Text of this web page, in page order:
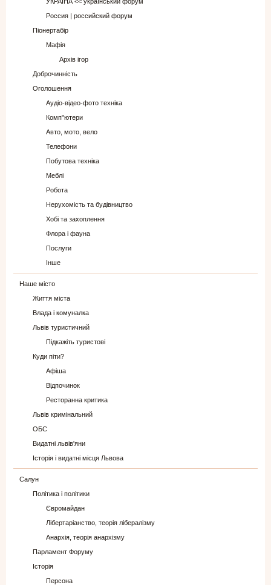
Россия | российский форум
Піонертабір
Мафія
Архів ігор
Доброчинність
Оголошення
Аудіо-відео-фото техніка
Комп"ютери
Авто, мото, вело
Телефони
Побутова техніка
Меблі
Робота
Нерухомість та будівництво
Хобі та захоплення
Флора і фауна
Послуги
Інше
Наше місто
Життя міста
Влада і комуналка
Львів туристичний
Підкажіть туристові
Куди піти?
Афіша
Відпочинок
Ресторанна критика
Львів кримінальний
ОБС
Видатні львів'яни
Історія і видатні місця Львова
Салун
Політика і політики
Євромайдан
Лібертаріанство, теорія лібералізму
Анархія, теорія анархізму
Парламент Форуму
Історія
Персона